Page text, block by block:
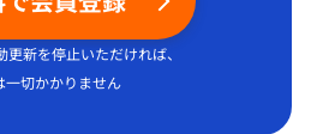
新を停止いただければ、
一切かかりません